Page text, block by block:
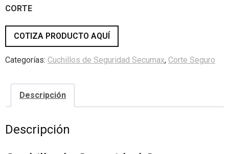
CORTE
COTIZA PRODUCTO AQUÍ
Categorías: Cuchillos de Seguridad Secumax, Corte Seguro
Descripción
Descripción